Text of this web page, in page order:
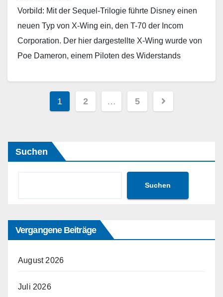
Vorbild: Mit der Sequel-Trilogie führte Disney einen
neuen Typ von X-Wing ein, den T-70 der Incom
Corporation. Der hier dargestellte X-Wing wurde von
Poe Dameron, einem Piloten des Widerstands
WeiterlesenSeitennummerierung
der
1 2 … 5
Suchen
Suchen
Vergangene Beiträge
August 2026
Juli 2026